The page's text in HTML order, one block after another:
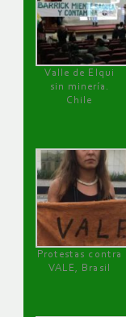
Valle de Elqui
sin minería.
Chile
Protestas contra
VALE, Brasil